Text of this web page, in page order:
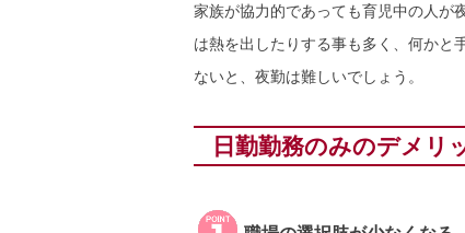
家族が協力的であっても育児中の人が
は熱を出したりする事も多く、何かと
ないと、夜勤は難しいでしょう。
日勤勤務のみのデメリ